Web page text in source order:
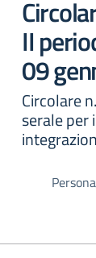
II
09
Circolare
serale per